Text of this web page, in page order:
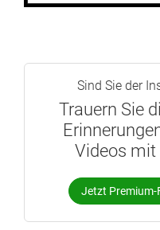
Sind Sie der
Trauern Sie
Videos mit
Jetzt